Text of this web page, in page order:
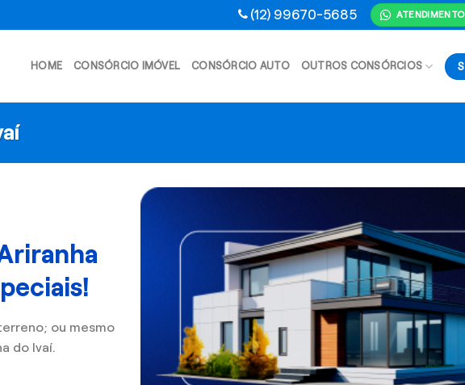
(12) 99670-5685
HOME CONSÓRCIO IMÓVEL CONSÓRCIO AUTO OUTROS CONSÓRCIOS
ou mesmo
do Ivaí.